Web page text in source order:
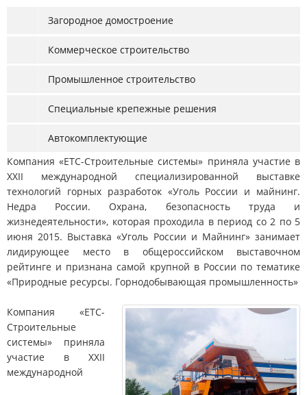
Загородное домостроение
Коммерческое строительство
Промышленное строительство
Специальные крепежные решения
Автокомплектующие
Компания «ЕТС-Строительные системы» приняла участие в
XXII международной специализированной выставке
технологий горных разработок «Уголь России и майнинг.
Недра России. Охрана, безопасность труда и
жизнедеятельности», которая проходила в период со 2 по 5
июня 2015. Выставка «Уголь России и Майнинг» занимает
лидирующее место в общероссийском выставочном
рейтинге и признана самой крупной в России по тематике
«Природные ресурсы. Горнодобывающая промышленность»
Компания «ЕТС-
Строительные
системы» приняла
участие в XXII
международной